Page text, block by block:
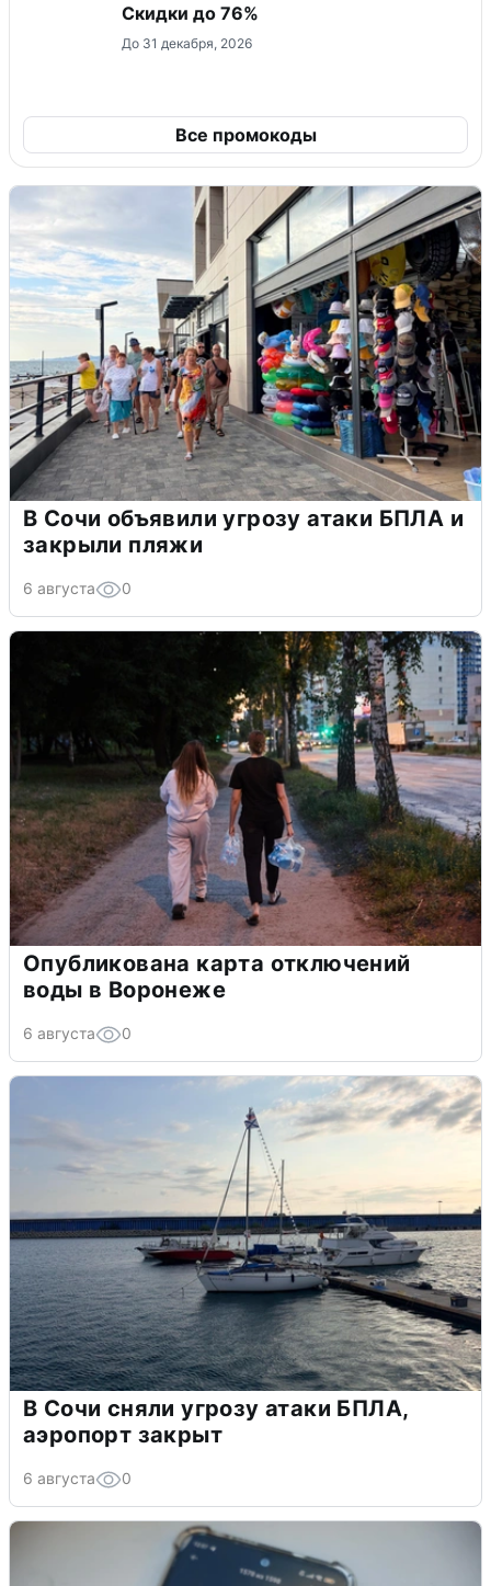
Скидки до 76%
До 31 декабря, 2026
Все промокоды
В Сочи объявили угрозу атаки БПЛА и
закрыли пляжи
6 августа 0
Опубликована карта отключений
воды в Воронеже
6 августа 0
В Сочи сняли угрозу атаки БПЛА,
аэропорт закрыт
6 августа 0